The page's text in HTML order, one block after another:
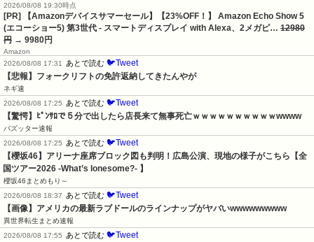
2026/08/08 19:30時点
[PR] 【Amazonデバイスサマーセール】【23%OFF！】 Amazon Echo Show 5
(エコーショー5) 第3世代 - スマートディスプレイ with Alexa、2メガピ… 12980
円 → 9980円
Amazon
2026/08/08 17:31
あとで読む 🐦Tweet
【悲報】フォークリフトの免許返納してきたんやが
ネギ速
2026/08/08 17:25
あとで読む 🐦Tweet
【驚愕】ﾋﾟﾝｻﾛで５分で出したら店長来て無事死亡ｗｗｗｗｗｗｗｗｗｗwwww
バズッター速報
2026/08/08 17:25
あとで読む 🐦Tweet
【櫻坂46】アリーナ座席ブロック図も判明！広島公演、現地の様子がこちら【全
国ツアー2026 -What’s lonesome?- 】
櫻坂46まとめもり～
2026/08/08 18:37
あとで読む 🐦Tweet
【画像】アメリカの最新ラブドールのラインナップがヤバいwwwwwwwww
異世界転生まとめ速報
2026/08/08 17:55
あとで読む 🐦Tweet